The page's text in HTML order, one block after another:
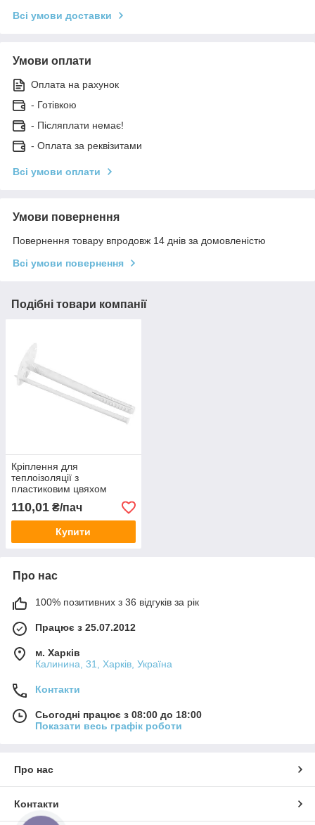
Всі умови доставки
Умови оплати
Оплата на рахунок
- Готівкою
- Післяплати немає!
- Оплата за реквізитами
Всі умови оплати
Умови повернення
Повернення товару впродовж 14 днів за домовленістю
Всі умови повернення
Подібні товари компанії
Кріплення для
теплоізоляції з
пластиковим цвяхом
10*200 (50 шт)
110,01 ₴/пач
Купити
Про нас
100% позитивних з 36 відгуків за рік
Працює з 25.07.2012
м. Харків
Калинина, 31, Харків, Україна
Контакти
Сьогодні працює з 08:00 до 18:00
Показати весь графік роботи
Про нас
Контакти